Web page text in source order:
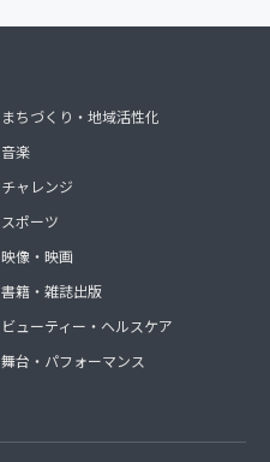
まちづくり・地域活性化
音楽
チャレンジ
スポーツ
映像・映画
書籍・雑誌出版
ビューティー・ヘルスケア
舞台・パフォーマンス